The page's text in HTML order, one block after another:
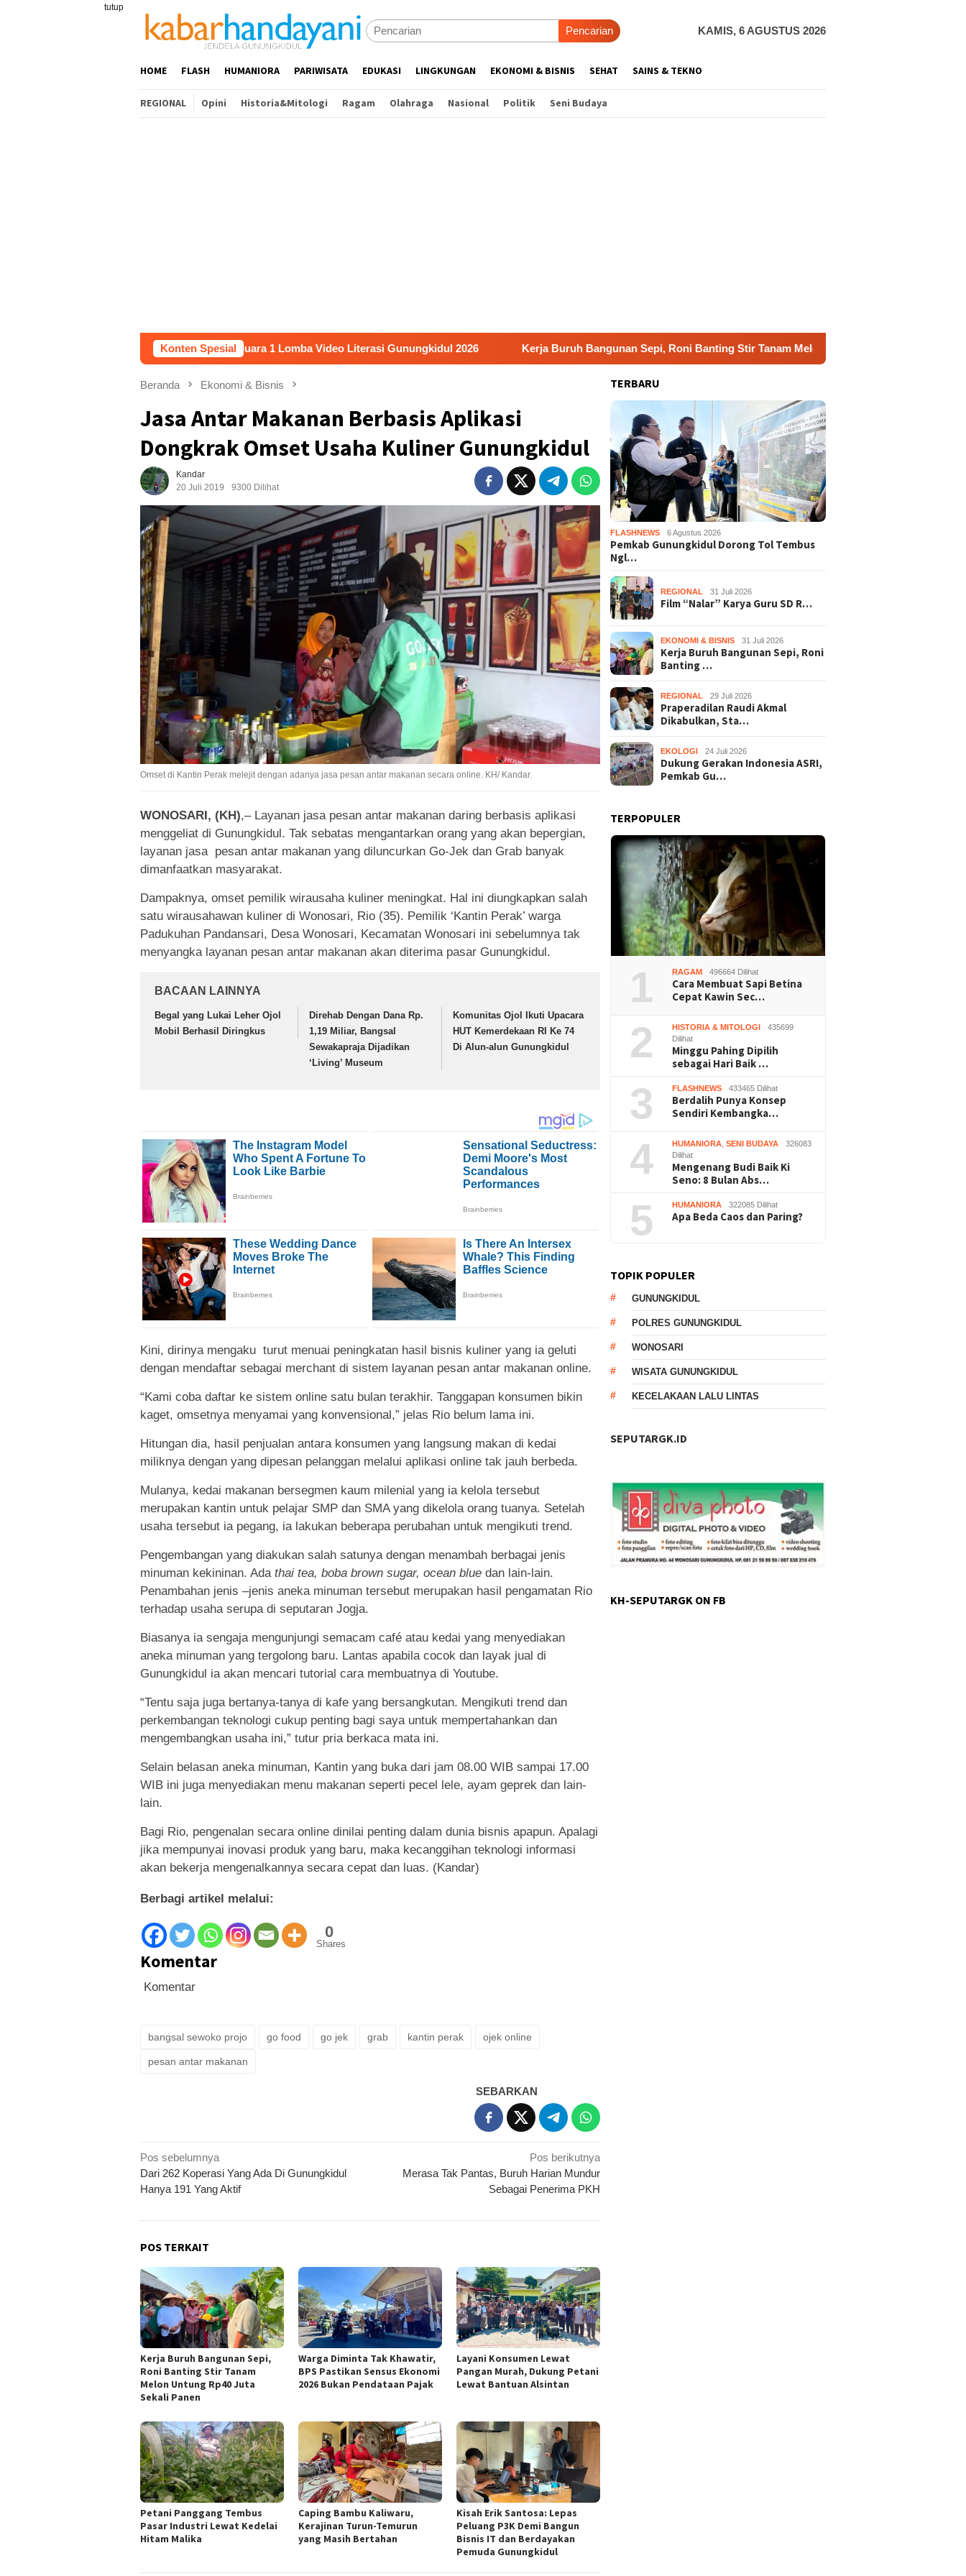
tutup
Pencarian KAMIS, 6 AGUSTUS 2026
HOME FLASH HUMANIORA PARIWISATA EDUKASI LINGKUNGAN EKONOMI & BISNIS SEHAT SAINS & TEKNO
REGIONAL Opini Historia&Mitologi Ragam Olahraga Nasional Politik Seni Budaya
Konten Spesial
Karya Guru SD Raih Juara 1 Lomba Video Literasi Gunungkidul 2026 Kerja Buruh Bangunan Sepi, Roni Banting Stir Tanam Melon Untung Rp40 Juta Sekali Panen
Beranda Ekonomi & Bisnis
Jasa Antar Makanan Berbasis Aplikasi
Dongkrak Omset Usaha Kuliner Gunungkidul
Kandar
20 Juli 2019
9300 Dilihat
Omset di Kantin Perak melejit dengan adanya jasa pesan antar makanan secara online. KH/ Kandar.
WONOSARI, (KH),– Layanan jasa pesan antar makanan daring berbasis aplikasi
menggeliat di Gunungkidul. Tak sebatas mengantarkan orang yang akan bepergian,
layanan jasa pesan antar makanan yang diluncurkan Go-Jek dan Grab banyak
dimanfaatkan masyarakat.
Dampaknya, omset pemilik wirausaha kuliner meningkat. Hal ini diungkapkan salah
satu wirausahawan kuliner di Wonosari, Rio (35). Pemilik ‘Kantin Perak’ warga
Padukuhan Pandansari, Desa Wonosari, Kecamatan Wonosari ini sebelumnya tak
menyangka layanan pesan antar makanan akan diterima pasar Gunungkidul.
BACAAN LAINNYA
Begal yang Lukai Leher Ojol
Mobil Berhasil Diringkus
Direhab Dengan Dana Rp.
1,19 Miliar, Bangsal
Sewakapraja Dijadikan
‘Living’ Museum
Komunitas Ojol Ikuti Upacara
HUT Kemerdekaan RI Ke 74
Di Alun-alun Gunungkidul
Kini, dirinya mengaku turut menuai peningkatan hasil bisnis kuliner yang ia geluti
dengan mendaftar sebagai merchant di sistem layanan pesan antar makanan online.
“Kami coba daftar ke sistem online satu bulan terakhir. Tanggapan konsumen bikin
kaget, omsetnya menyamai yang konvensional,” jelas Rio belum lama ini.
Hitungan dia, hasil penjualan antara konsumen yang langsung makan di kedai
miliknya dengan yang dipesan pelanggan melalui aplikasi online tak jauh berbeda.
Mulanya, kedai makanan bersegmen kaum milenial yang ia kelola tersebut
merupakan kantin untuk pelajar SMP dan SMA yang dikelola orang tuanya. Setelah
usaha tersebut ia pegang, ia lakukan beberapa perubahan untuk mengikuti trend.
Pengembangan yang diakukan salah satunya dengan menambah berbagai jenis
minuman kekininan. Ada thai tea, boba brown sugar, ocean blue dan lain-lain.
Penambahan jenis –jenis aneka minuman tersebut merupakan hasil pengamatan Rio
terhadap usaha serupa di seputaran Jogja.
Biasanya ia sengaja mengunjungi semacam café atau kedai yang menyediakan
aneka minuman yang tergolong baru. Lantas apabila cocok dan layak jual di
Gunungkidul ia akan mencari tutorial cara membuatnya di Youtube.
“Tentu saja juga bertanya-tanya di kafe yang bersangkutan. Mengikuti trend dan
perkembangan teknologi cukup penting bagi saya untuk mempertahankan dan
mengembangkan usaha ini,” tutur pria berkaca mata ini.
Selain belasan aneka minuman, Kantin yang buka dari jam 08.00 WIB sampai 17.00
WIB ini juga menyediakan menu makanan seperti pecel lele, ayam geprek dan lain-
lain.
Bagi Rio, pengenalan secara online dinilai penting dalam dunia bisnis apapun. Apalagi
jika mempunyai inovasi produk yang baru, maka kecanggihan teknologi informasi
akan bekerja mengenalkannya secara cepat dan luas. (Kandar)
Berbagi artikel melalui:
0
Shares
Komentar
Komentar
bangsal sewoko projo go food go jek grab kantin perak ojek online
pesan antar makanan
SEBARKAN
Navigasi
pos
Pos sebelumnya
Dari 262 Koperasi Yang Ada Di Gunungkidul
Hanya 191 Yang Aktif
Pos berikutnya
Merasa Tak Pantas, Buruh Harian Mundur
Sebagai Penerima PKH
POS TERKAIT
Kerja Buruh Bangunan Sepi,
Roni Banting Stir Tanam
Melon Untung Rp40 Juta
Sekali Panen
Warga Diminta Tak Khawatir,
BPS Pastikan Sensus Ekonomi
2026 Bukan Pendataan Pajak
Layani Konsumen Lewat
Pangan Murah, Dukung Petani
Lewat Bantuan Alsintan
Petani Panggang Tembus
Pasar Industri Lewat Kedelai
Hitam Malika
Caping Bambu Kaliwaru,
Kerajinan Turun-Temurun
yang Masih Bertahan
Kisah Erik Santosa: Lepas
Peluang P3K Demi Bangun
Bisnis IT dan Berdayakan
Pemuda Gunungkidul
TERBARU
FLASHNEWS 6 Agustus 2026
Pemkab Gunungkidul Dorong Tol Tembus
Ngl…
REGIONAL 31 Juli 2026
Film “Nalar” Karya Guru SD R…
EKONOMI & BISNIS 31 Juli 2026
Kerja Buruh Bangunan Sepi, Roni
Banting …
REGIONAL 29 Juli 2026
Praperadilan Raudi Akmal
Dikabulkan, Sta…
EKOLOGI 24 Juli 2026
Dukung Gerakan Indonesia ASRI,
Pemkab Gu…
TERPOPULER
1 RAGAM 496664 Dilihat
Cara Membuat Sapi Betina
Cepat Kawin Sec…
2 HISTORIA & MITOLOGI
435699
Dilihat
Minggu Pahing Dipilih
sebagai Hari Baik …
3 FLASHNEWS 433465 Dilihat
Berdalih Punya Konsep
Sendiri Kembangka…
4 HUMANIORA ,SENI BUDAYA
326083
Dilihat
Mengenang Budi Baik Ki
Seno: 8 Bulan Abs…
5 HUMANIORA 322085 Dilihat
Apa Beda Caos dan Paring?
TOPIK POPULER
GUNUNGKIDUL
POLRES GUNUNGKIDUL
WONOSARI
WISATA GUNUNGKIDUL
KECELAKAAN LALU LINTAS
SEPUTARGK.ID
KH-SEPUTARGK ON FB